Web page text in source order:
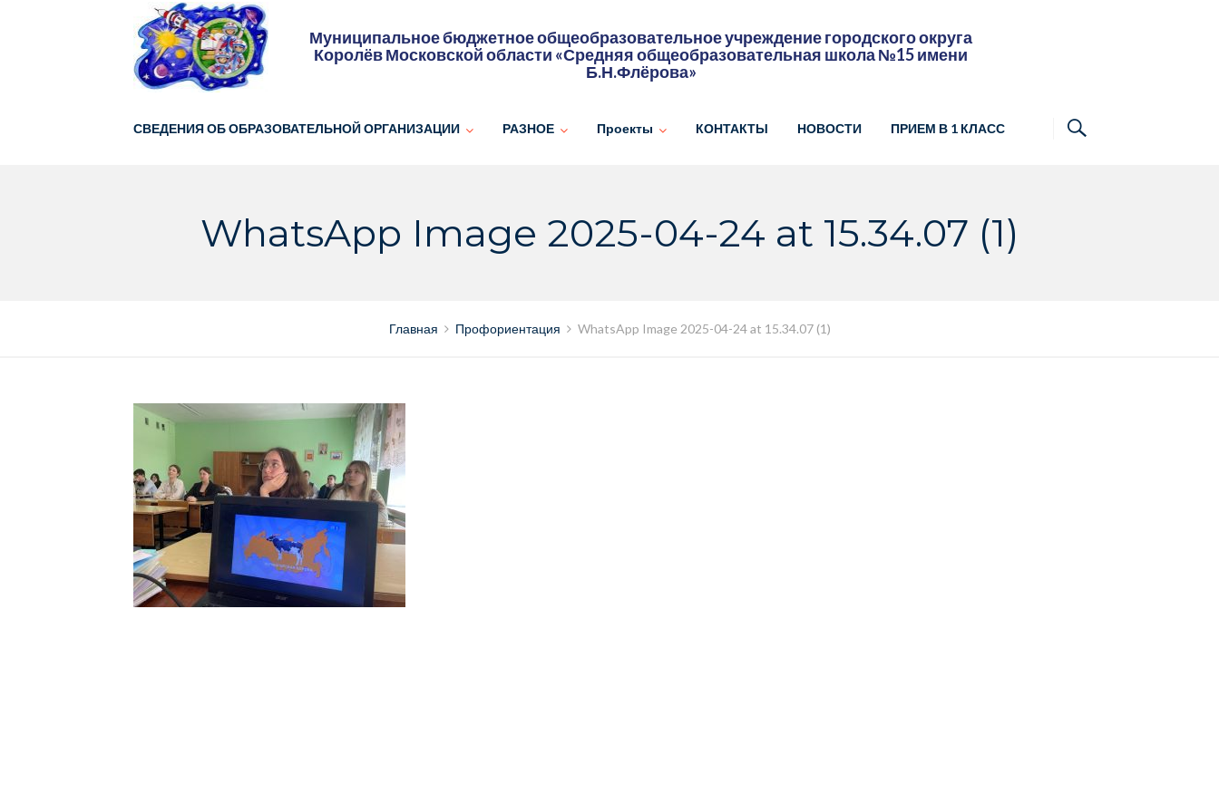
Муниципальное бюджетное общеобразовательное учреждение городского округа
Королёв Московской области «Средняя общеобразовательная школа №15 имени
Б.Н.Флёрова»
СВЕДЕНИЯ ОБ ОБРАЗОВАТЕЛЬНОЙ ОРГАНИЗАЦИИ РАЗНОЕ Проекты КОНТАКТЫ НОВОСТИ ПРИЕМ В 1 КЛАСС
WhatsApp Image 2025-04-24 at 15.34.07 (1)
Главная Профориентация WhatsApp Image 2025-04-24 at 15.34.07 (1)